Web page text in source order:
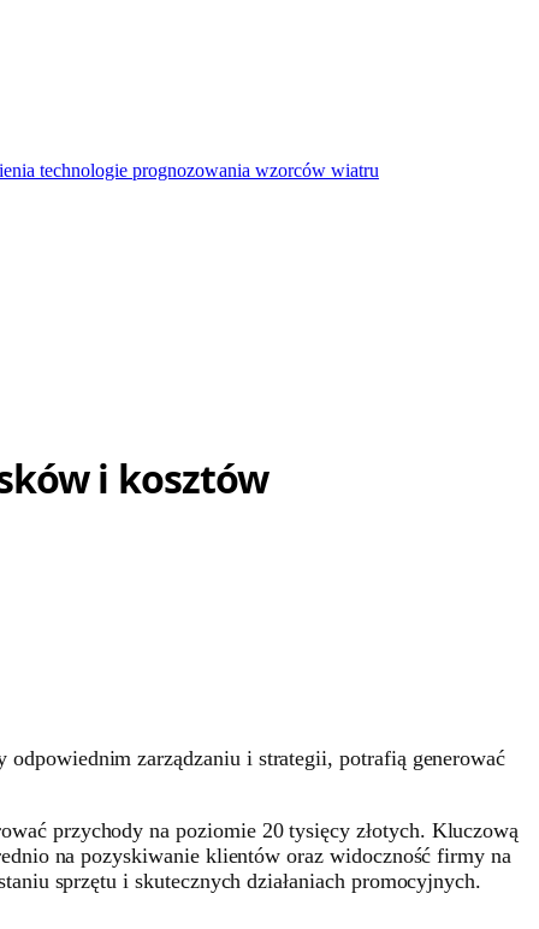
i kosztów
zarządzaniu i strategii, potrafią generować
przychody na poziomie 20 tysięcy złotych. Kluczową
na pozyskiwanie klientów oraz widoczność firmy na
sprzętu i skutecznych działaniach promocyjnych.